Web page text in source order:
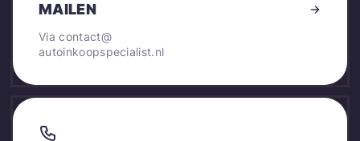
MAILEN
Viacontact@
autoinkoopspecialist.nl